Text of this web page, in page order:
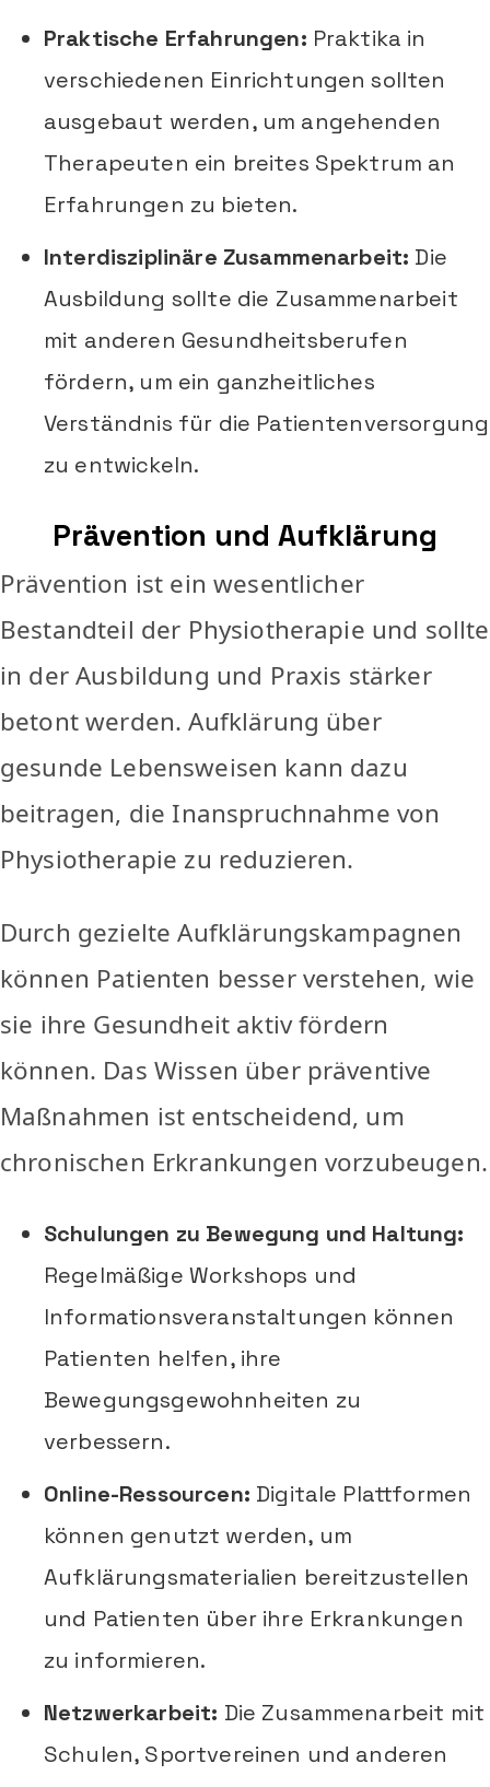
Praktische Erfahrungen: Praktika in
verschiedenen Einrichtungen sollten
ausgebaut werden, um angehenden
Therapeuten ein breites Spektrum an
Erfahrungen zu bieten.
Interdisziplinäre Zusammenarbeit: Die
Ausbildung sollte die Zusammenarbeit
mit anderen Gesundheitsberufen
fördern, um ein ganzheitliches
Verständnis für die Patientenversorgung
zu entwickeln.
Prävention und Aufklärung
Prävention ist ein wesentlicher
Bestandteil der Physiotherapie und sollte
in der Ausbildung und Praxis stärker
betont werden. Aufklärung über
gesunde Lebensweisen kann dazu
beitragen, die Inanspruchnahme von
Physiotherapie zu reduzieren.
Durch gezielte Aufklärungskampagnen
können Patienten besser verstehen, wie
sie ihre Gesundheit aktiv fördern
können. Das Wissen über präventive
Maßnahmen ist entscheidend, um
chronischen Erkrankungen vorzubeugen.
Schulungen zu Bewegung und Haltung:
Regelmäßige Workshops und
Informationsveranstaltungen können
Patienten helfen, ihre
Bewegungsgewohnheiten zu
verbessern.
Online-Ressourcen: Digitale Plattformen
können genutzt werden, um
Aufklärungsmaterialien bereitzustellen
und Patienten über ihre Erkrankungen
zu informieren.
Netzwerkarbeit: Die Zusammenarbeit mit
Schulen, Sportvereinen und anderen